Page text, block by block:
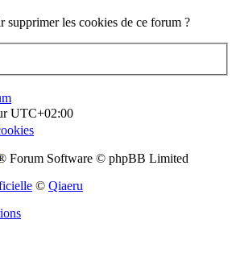
supprimer les cookies de ce forum ?
UTC+02:00
Forum Software © phpBB Limited
© Qiaeru